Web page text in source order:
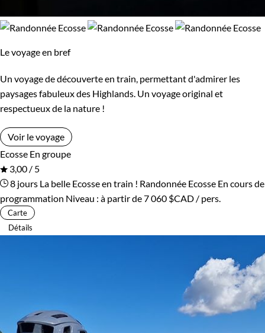
Le voyage en bref
Un voyage de découverte en train, permettant d'admirer les
paysages fabuleux des Highlands. Un voyage original et
respectueux de la nature !
Voir le voyage
Ecosse En groupe
3,00 / 5
8 jours La belle Ecosse en train ! Randonnée Ecosse En cours de
programmation Niveau : à partir de7 060 $CAD / pers.
Carte
Détails